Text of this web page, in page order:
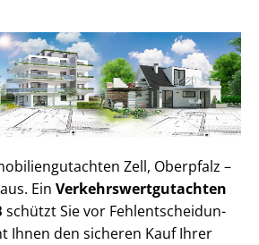
Zell, Oberpfalz –
Ein Ver­kehrs­wert­gut­ach­ten
schützt Sie vor Fehl­ent­schei­dun­
Ihnen den sicheren Kauf Ihrer